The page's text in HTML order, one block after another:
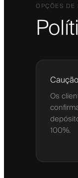
OPÇÕES
Caução
Os
100%.